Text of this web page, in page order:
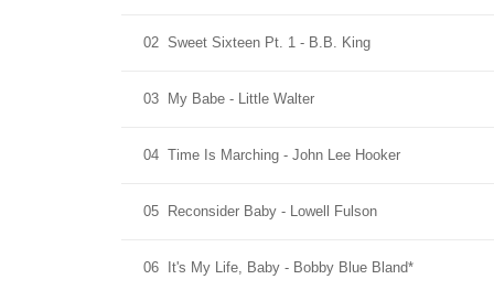
02 Sweet Sixteen Pt. 1 - B.B. King
03 My Babe - Little Walter
04 Time Is Marching - John Lee Hooker
05 Reconsider Baby - Lowell Fulson
06 It's My Life, Baby - Bobby Blue Bland*